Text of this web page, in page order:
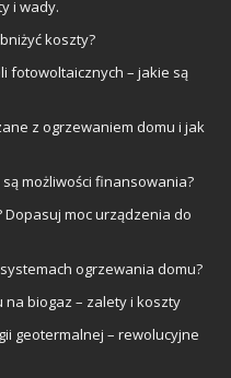
i wady.
koszty?
fotowoltaicznych – jakie są
z ogrzewaniem domu i jak
możliwości finansowania?
Dopasuj moc urządzenia do
ogrzewania domu?
biogaz – zalety i koszty
geotermalnej – rewolucyjne